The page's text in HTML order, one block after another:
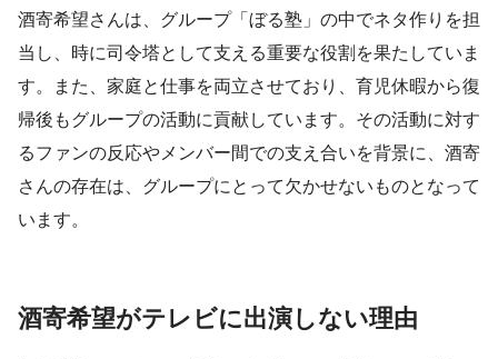
酒寄希望さんは、グループ「ぼる塾」の中でネタ作りを担
当し、時に司令塔として支える重要な役割を果たしていま
す。また、家庭と仕事を両立させており、育児休暇から復
帰後もグループの活動に貢献しています。その活動に対す
るファンの反応やメンバー間での支え合いを背景に、酒寄
さんの存在は、グループにとって欠かせないものとなって
います。
酒寄希望がテレビに出演しない理由